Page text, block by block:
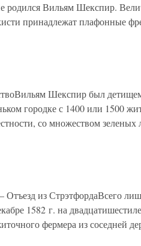
родился Вильям Шекспир.
принадлежат плафонные
Шекспир был
городке с 1400 или 1500
со множеством
из СтрэтфордаВсего
1582 г. на
фермера из соседней